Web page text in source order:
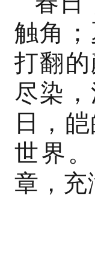
触角
打翻
尽染
日，
世界
章，